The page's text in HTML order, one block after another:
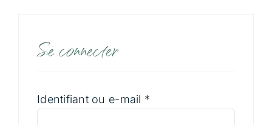
Soins Magnétisme
Soins Lithothérapie
Se connecter
Identifiant ou e-mail *